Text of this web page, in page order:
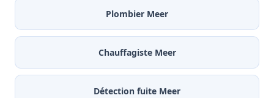
Plombier Meer
Chauffagiste Meer
Détection fuite Meer